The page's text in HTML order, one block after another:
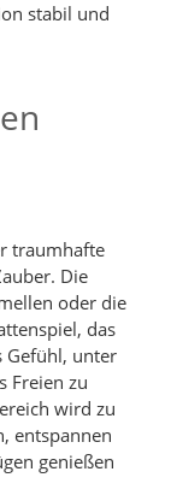
stabil und
traumhafte
Die
oder die
das
Gefühl, unter
Freien zu
wird zu
entspannen
genießen